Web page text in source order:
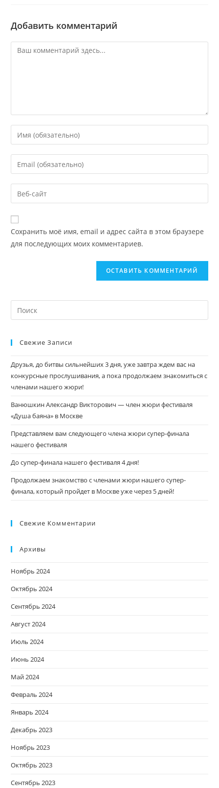
Добавить комментарий
Сохранить моё имя, email и адрес сайта в этом браузере
для последующих моих комментариев.
Свежие Записи
Друзья, до битвы сильнейших 3 дня, уже завтра ждем вас на
конкурсные прослушивания, а пока продолжаем знакомиться с
членами нашего жюри!
Ванюшкин Александр Викторович — член жюри фестиваля
«Душа баяна» в Москве
Представляем вам следующего члена жюри супер-финала
нашего фестиваля
До супер-финала нашего фестиваля 4 дня!
Продолжаем знакомство с членами жюри нашего супер-
финала, который пройдет в Москве уже через 5 дней!
Свежие Комментарии
Архивы
Ноябрь 2024
Октябрь 2024
Сентябрь 2024
Август 2024
Июль 2024
Июнь 2024
Май 2024
Февраль 2024
Январь 2024
Декабрь 2023
Ноябрь 2023
Октябрь 2023
Сентябрь 2023